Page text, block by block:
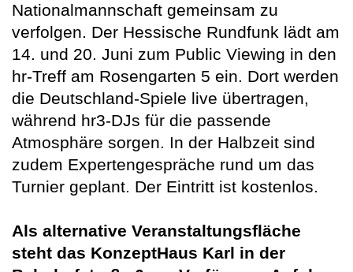
Nationalmannschaft gemeinsam zu
verfolgen. Der Hessische Rundfunk lädt am
14. und 20. Juni zum Public Viewing in den
hr-Treff am Rosengarten 5 ein. Dort werden
die Deutschland-Spiele live übertragen,
während hr3-DJs für die passende
Atmosphäre sorgen. In der Halbzeit sind
zudem Expertengespräche rund um das
Turnier geplant. Der Eintritt ist kostenlos.
Als alternative Veranstaltungsfläche
steht das KonzeptHaus Karl in der